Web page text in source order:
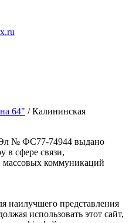
64" / Калининская
№ ФС77-74944 выдано
в сфере связи,
коммуникаций
наилучшего представления
использовать этот сайт,